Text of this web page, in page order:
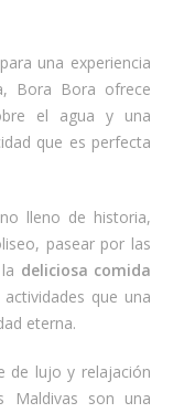
para una experiencia
Bora Bora ofrece
el agua y una
que es perfecta
lleno de historia,
pasear por las
deliciosa comida
que una
eterna.
de lujo y relajación
Maldivas son una